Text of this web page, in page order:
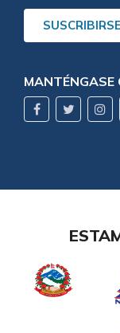
Electrónico
SUSCRIBIRSE
MANTÉNGASE